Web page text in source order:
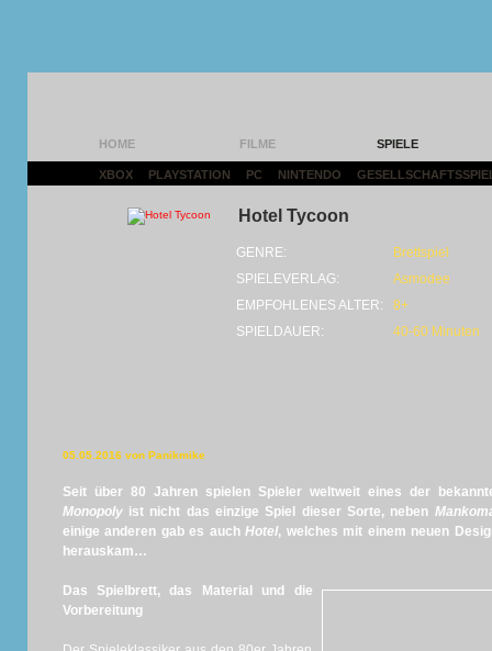
HOME FILME SPIELE
XBOX PLAYSTATION PC NINTENDO
Hotel Tycoon
GENRE:
Brettspiel
SPIELEVERLAG:
Asmodee
EMPFOHLENES ALTER:
8+
SPIELDAUER:
40-60 Minuten
05.05.2016 von Panikmike
Seit über 80 Jahren spielen Spieler weltweit eines der
Monopolyist nicht das einzige Spiel dieser Sorte, neben
einige anderen gab es auchHotel, welches mit einem neuen
herauskam…
Das Spielbrett, das Material und die
Vorbereitung